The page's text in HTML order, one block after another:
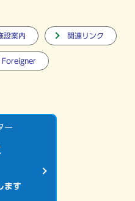
設案内 関連リンク
ー
ます